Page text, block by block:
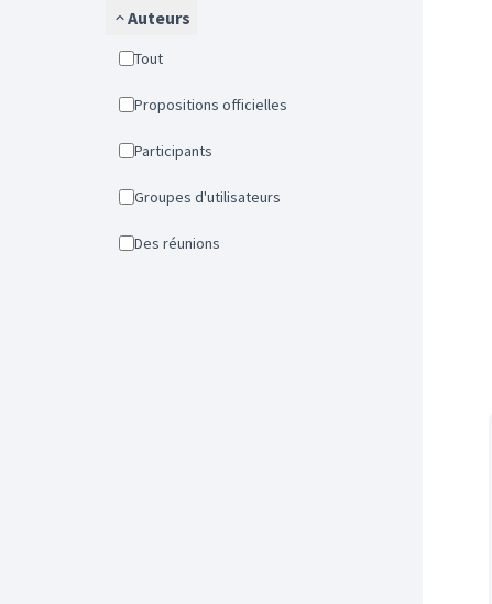
Auteurs
Tout
Propositions officielles
Participants
Groupes d'utilisateurs
Des réunions